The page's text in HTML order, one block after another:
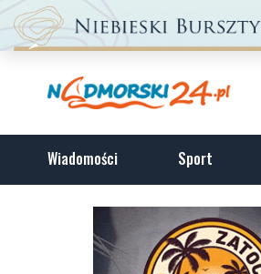
Wiadomości Sport